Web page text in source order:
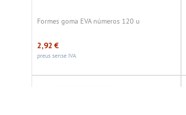
Formes goma EVA números 120 u
2,92 €
preus sense IVA